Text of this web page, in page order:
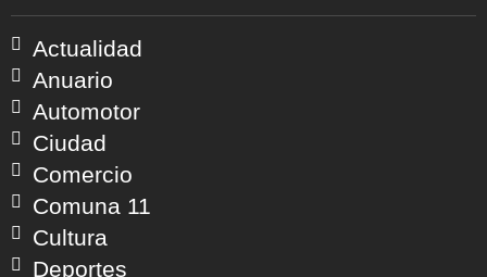
Actualidad
Anuario
Automotor
Ciudad
Comercio
Comuna 11
Cultura
Deportes